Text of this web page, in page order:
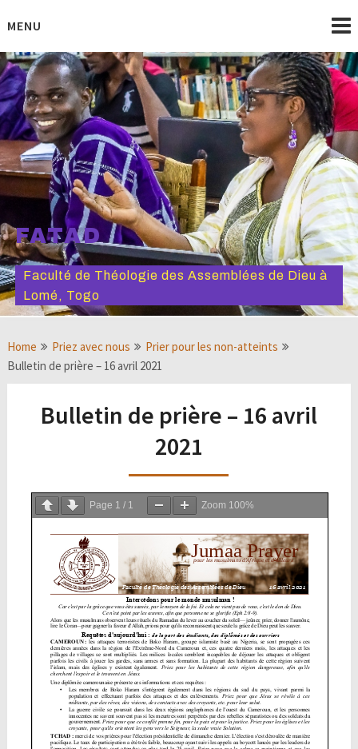
toMENU
FATAD
Faculté de Théologie des Assemblées de Dieu à
Lomé, Togo
Home Priez avec nous
Prier pour les non-atteints
Bulletin de prière – 16 avril 2021
Bulletin de prière – 16 avril
2021
Page 1 / 1 Zoom 100%